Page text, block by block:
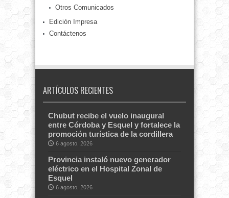
Otros Comunicados
Edición Impresa
Contáctenos
ARTÍCULOS RECIENTES
Chubut recibe el vuelo inaugural
entre Córdoba y Esquel y fortalece la
promoción turística de la cordillera
6 agosto, 2026
Provincia instaló nuevo generador
eléctrico en el Hospital Zonal de
Esquel
6 agosto, 2026